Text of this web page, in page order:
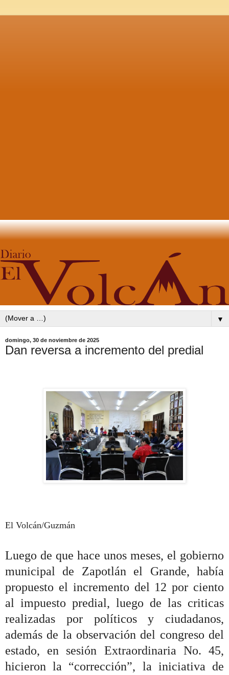
▼
domingo, 30 de noviembre de 2025
Dan reversa a incremento del predial
El Volcán/Guzmán
Luego de que hace unos meses, el gobierno
municipal de Zapotlán el Grande, había
propuesto el incremento del 12 por ciento
al impuesto predial, luego de las criticas
realizadas por políticos y ciudadanos,
además de la observación del congreso del
estado, en sesión Extraordinaria No. 45,
hicieron la “corrección”, la iniciativa de